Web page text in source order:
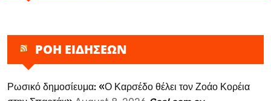
ΡΟΗ ΕΙΔΗΣΕΩΝ
Ρωσικό δημοσίευμα: «Ο Καρσέδο θέλει τον Ζοάο Κορέια